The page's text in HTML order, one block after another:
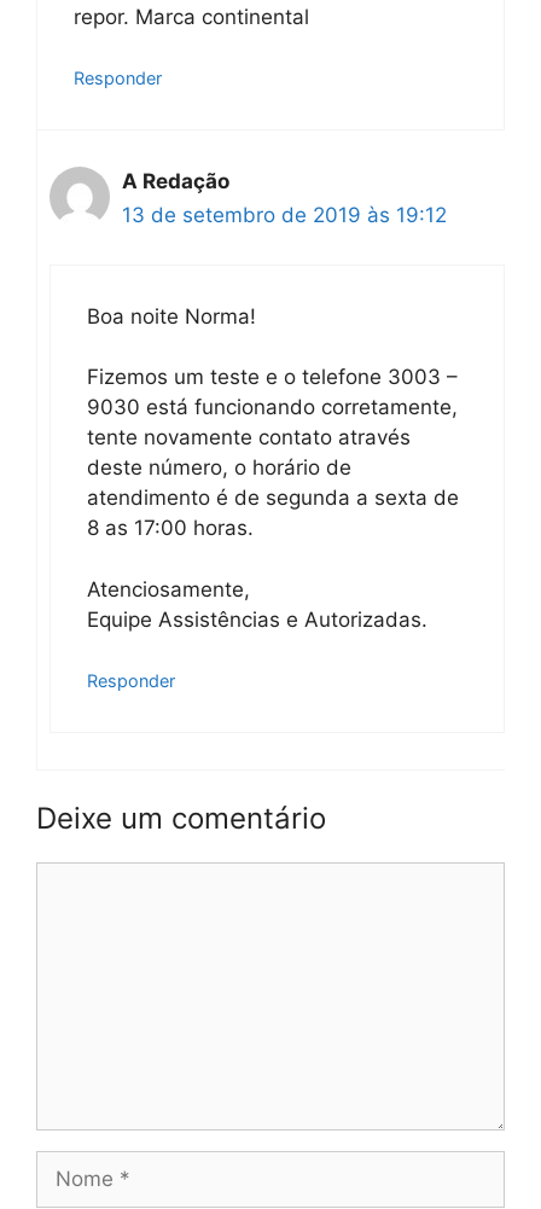
repor. Marca continental
Responder
A Redação
13 de setembro de 2019 às 19:12
Boa noite Norma!
Fizemos um teste e o telefone 3003 –
9030 está funcionando corretamente,
tente novamente contato através
deste número, o horário de
atendimento é de segunda a sexta de
8 as 17:00 horas.
Atenciosamente,
Equipe Assistências e Autorizadas.
Responder
Deixe um comentário